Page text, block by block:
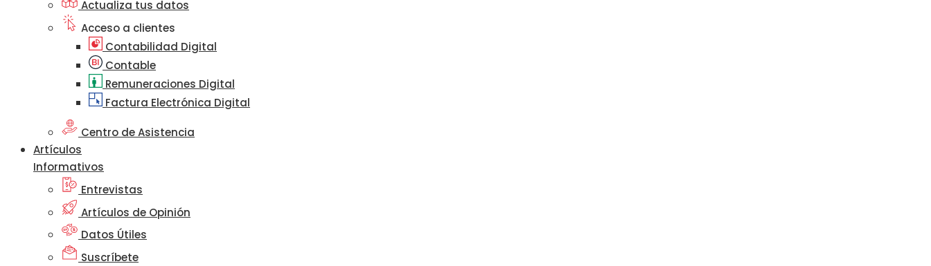
Actualiza tus datos
Acceso a clientes
Contabilidad Digital
Contable
Remuneraciones Digital
Factura Electrónica Digital
Centro de Asistencia
Artículos
Informativos
Entrevistas
Artículos de Opinión
Datos Útiles
Suscríbete